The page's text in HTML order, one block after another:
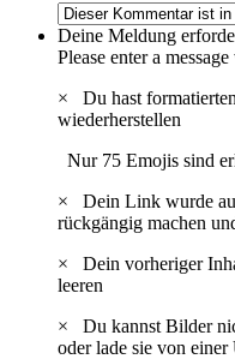
Deine Meldung
Please enter a
×
Du hast
wiederherstellen
Nur 75 Emojis sind
×
Dein Link wurde
rückgängig machen
×
Dein vorheriger
leeren
×
Du kannst Bilder
oder lade sie von